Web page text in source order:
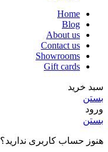
Home
Blog
About us
Contact us
Showrooms
Gift cards
سبد خرید
بستن
ورود
بستن
هنوز حساب کاربری ندارید؟